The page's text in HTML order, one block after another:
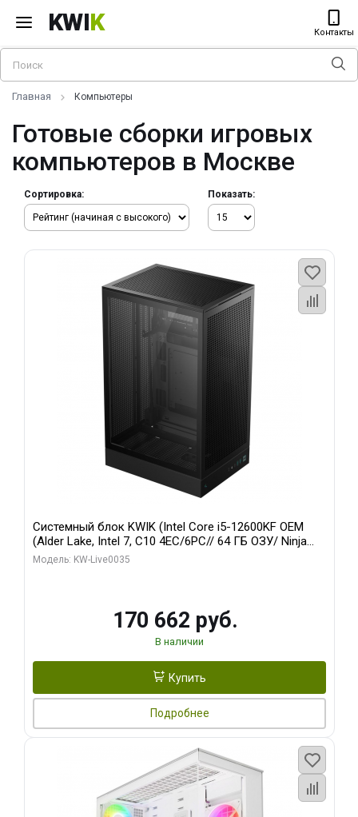
KWIK Контакты
Главная Компьютеры
Готовые сборки игровых
компьютеров в Москве
Сортировка: Показать:
Системный блок KWIK (Intel Core i5-12600KF OEM
(Alder Lake, Intel 7, C10 4EC/6PC// 64 ГБ ОЗУ/ Ninja
Sinotex GTX1650 4GB 128bit GDDR6 DVI DP HDMI 2/
Модель: KW-Live0035
170 662 руб.
В наличии
Купить
Подробнее